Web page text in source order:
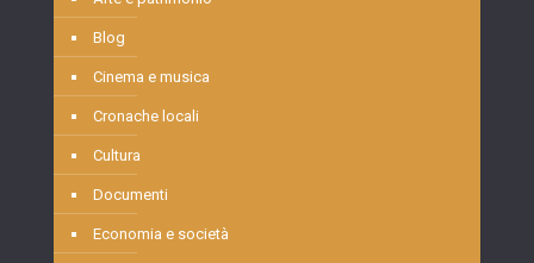
Blog
Cinema e musica
Cronache locali
Cultura
Documenti
Economia e società